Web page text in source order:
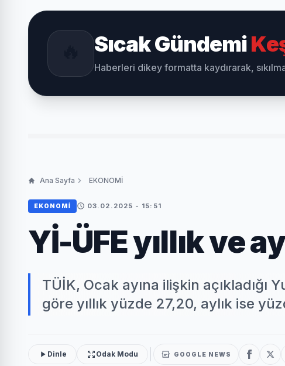
Sıcak Gündemi
Haberleri dikey formatta kaydırarak,
Ana Sayfa EKONOMİ
EKONOMİ 03.02.2025 - 15:51
Yİ-ÜFE yıllık ve
TÜİK, Ocak ayına ilişkin
göre yıllık yüzde 27,20, aylık ise
Dinle Odak Modu GOOGLE NEWS